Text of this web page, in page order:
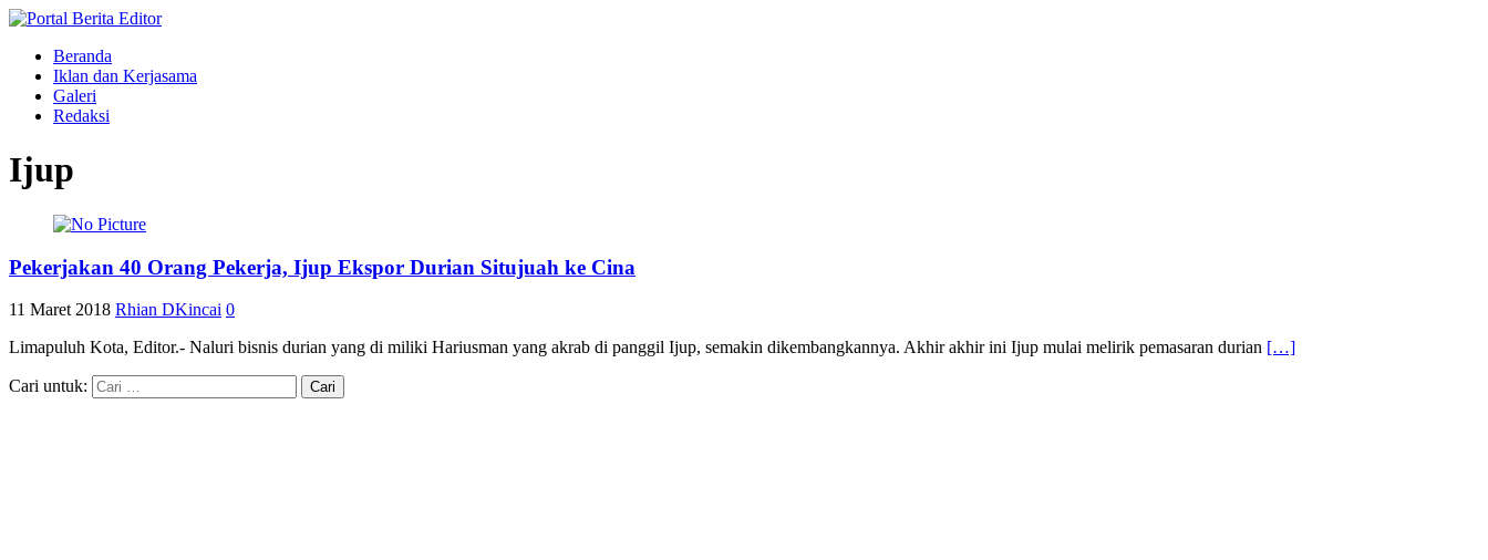
Beranda
Iklan dan Kerjasama
Galeri
Redaksi
Ijup
Pekerjakan 40 Orang Pekerja, Ijup Ekspor Durian Situjuah ke Cina
11 Maret 2018 Rhian DKincai 0
Limapuluh Kota, Editor.- Naluri bisnis durian yang di miliki Hariusman yang akrab di panggil Ijup, semakin dikembangkannya. Akhir akhir ini Ijup mulai melirik pemasaran durian […]
Cari untuk: